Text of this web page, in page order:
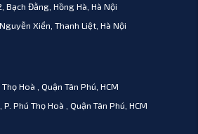
Bạch Đằng, Hồng Hà, Hà Nội
Xiển, Thanh Liệt, Hà Nội
Hoà , Quận Tân Phú, HCM
Phú Thọ Hoà , Quận Tân Phú, HCM